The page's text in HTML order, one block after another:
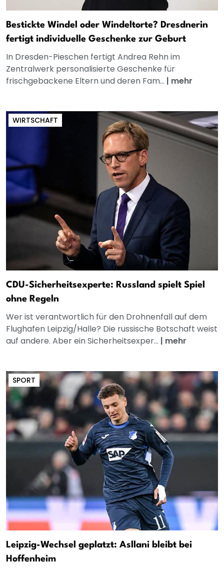
Bestickte Windel oder Windeltorte? Dresdnerin
fertigt individuelle Geschenke zur Geburt
In Dresden-Pieschen fertigt Andrea Rehn im
Zentralwerk personalisierte Geschenke für
frischgebackene Eltern und deren Fam... | mehr
WIRTSCHAFT
CDU-Sicherheitsexperte: Russland spielt Spiel
ohne Regeln
Wer ist verantwortlich für den Drohnenfall auf dem
Flughafen Leipzig/Halle? Die russische Botschaft weist
auf andere. Aber ein Sicherheitsexper... | mehr
SPORT
Leipzig-Wechsel geplatzt: Asllani bleibt bei
Hoffenheim